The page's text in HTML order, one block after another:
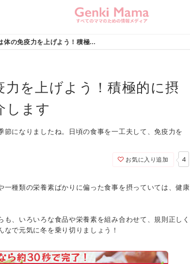
寒い季節は体の免疫力を上げよう！積極的に摂りたい栄養素を紹介します (page 2)
を上げよう！積極的に摂
します
になりましたね。日頃の食事を一工夫して、免疫力を
お気に入り追加 4
種類の栄養素ばかりに偏った食事を摂っていては、健康
、いろいろな食品や栄養素を組み合わせて、規則正しく
で元気に冬を乗り切りましょう！